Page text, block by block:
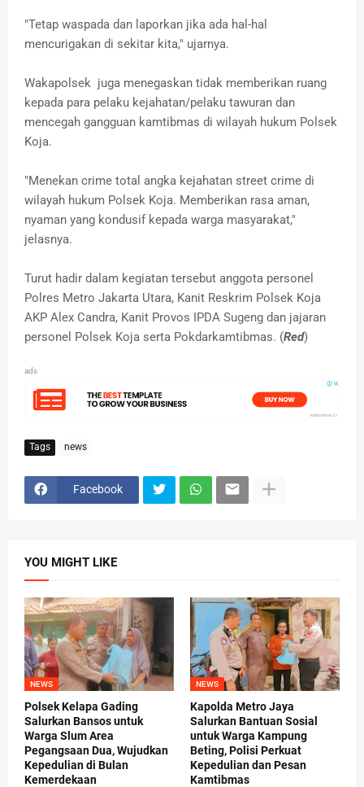
"Tetap waspada dan laporkan jika ada hal-hal
mencurigakan di sekitar kita," ujarnya.
Wakapolsek juga menegaskan tidak memberikan ruang
kepada para pelaku kejahatan/pelaku tawuran dan
mencegah gangguan kamtibmas di wilayah hukum Polsek
Koja.
"Menekan crime total angka kejahatan street crime di
wilayah hukum Polsek Koja. Memberikan rasa aman,
nyaman yang kondusif kepada warga masyarakat,"
jelasnya.
Turut hadir dalam kegiatan tersebut anggota personel
Polres Metro Jakarta Utara, Kanit Reskrim Polsek Koja
AKP Alex Candra, Kanit Provos IPDA Sugeng dan jajaran
personel Polsek Koja serta Pokdarkamtibmas. (Red)
ads
Tags news
Facebook
YOU MIGHT LIKE
NEWS
Polsek Kelapa Gading
Salurkan Bansos untuk
Warga Slum Area
Pegangsaan Dua, Wujudkan
Kepedulian di Bulan
Kemerdekaan
NEWS
Kapolda Metro Jaya
Salurkan Bantuan Sosial
untuk Warga Kampung
Beting, Polisi Perkuat
Kepedulian dan Pesan
Kamtibmas